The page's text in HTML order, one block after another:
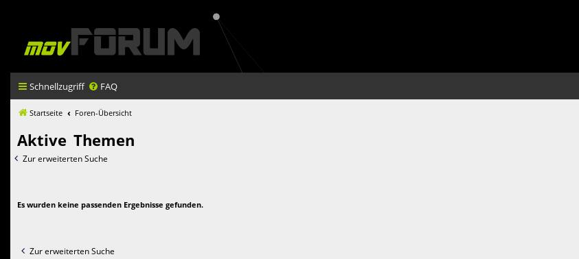
Schnellzugriff FAQ
Startseite Foren-Übersicht
Aktive Themen
Zur erweiterten Suche
Es wurden keine passenden Ergebnisse gefunden.
Zur erweiterten Suche